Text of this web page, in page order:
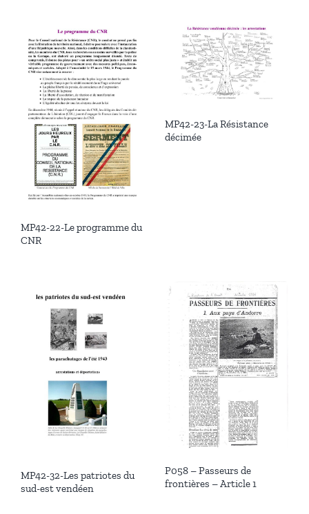
MP42-22-Le programme du
CNR
MP42-23-La Résistance
décimée
MP42-32-Les patriotes du
sud-est vendéen
P058 – Passeurs de
frontières – Article 1